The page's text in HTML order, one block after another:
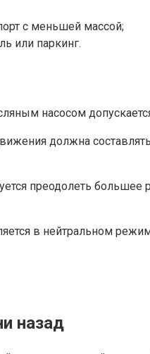
с меньшей массой;
или паркинг.
насосом
должна
преодолеть большее
в нейтральном
назад